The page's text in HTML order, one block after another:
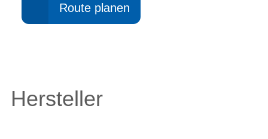
Route planen
Hersteller